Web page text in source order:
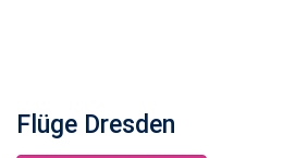
Flüge Dresden